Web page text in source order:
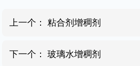
上一个： 粘合剂增稠剂
下一个： 玻璃水增稠剂